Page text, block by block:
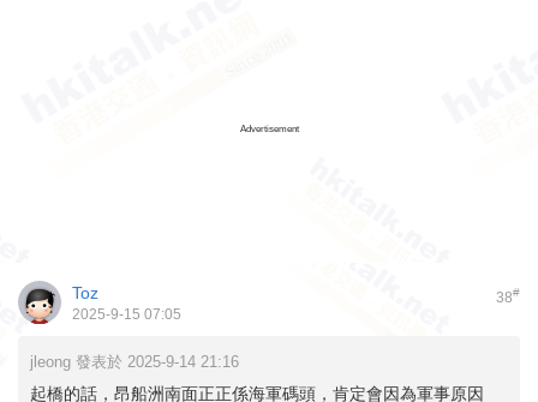
Advertisement
38#
Toz
2025-9-15 07:05
jleong 發表於 2025-9-14 21:16
起橋的話，昂船洲南面正正係海軍碼頭，肯定會因為軍事原因